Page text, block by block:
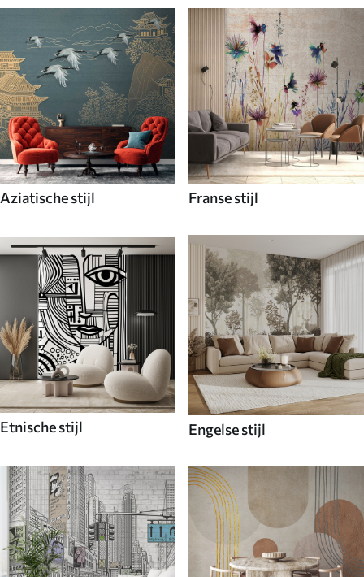
Aziatische stijl Franse stijl
Etnische stijl Engelse stijl